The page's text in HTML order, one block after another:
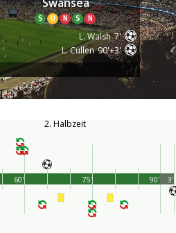
S U N S N
L. Walsh 7'
L. Cullen 90'+3'
2. Halbzeit
90'
60' 75' 3'